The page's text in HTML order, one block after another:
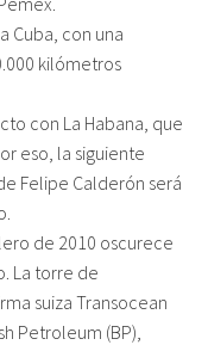
Cuba, con una
kilómetros
con La Habana, que
eso, la siguiente
Felipe Calderón será
de 2010 oscurece
La torre de
suiza Transocean
Petroleum (BP),